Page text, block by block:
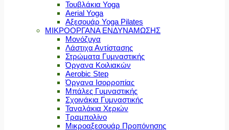
Τουβλάκια Yoga
Aerial Yoga
Αξεσουάρ Yoga Pilates
ΜΙΚΡΟΟΡΓΑΝΑ ΕΝΔΥΝΑΜΩΣΗΣ
Μονόζυγα
Λάστιχα Αντίστασης
Στρώματα Γυμναστικής
Όργανα Κοιλιακών
Aerobic Step
Όργανα Ισορροπίας
Μπάλες Γυμναστικής
Σχοινάκια Γυμναστικής
Ταναλάκια Χεριών
Τραμπολίνο
Μικροαξεσουάρ Προπόνησης